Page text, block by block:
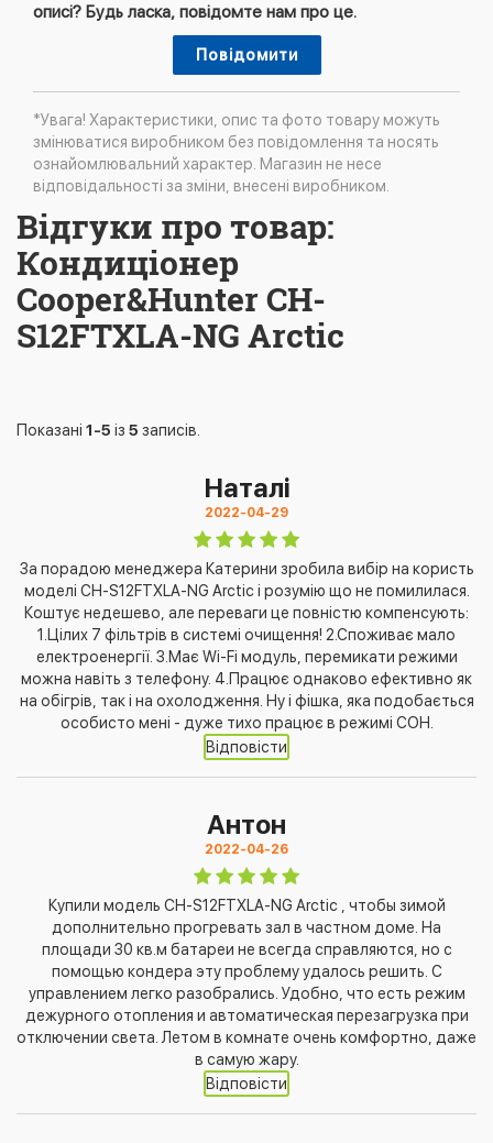
описі? Будь ласка, повідомте нам про це.
Повідомити
*Увага! Характеристики, опис та фото товару можуть
змінюватися виробником без повідомлення та носять
ознайомлювальний характер. Магазин не несе
відповідальності за зміни, внесені виробником.
Відгуки про товар:
Кондиціонер
Cooper&Hunter CH-
S12FTXLA-NG Arctic
Показані 1-5 із 5 записів.
Наталі
2022-04-29
За порадою менеджера Катерини зробила вибір на користь
моделі CH-S12FTXLA-NG Arctic і розумію що не помилилася.
Коштує недешево, але переваги це повністю компенсують:
1.Цілих 7 фільтрів в системі очищення! 2.Споживає мало
електроенергії. 3.Має Wi-Fi модуль, перемикати режими
можна навіть з телефону. 4.Працює однаково ефективно як
на обігрів, так і на охолодження. Ну і фішка, яка подобається
особисто мені - дуже тихо працює в режимі СОН.
Відповісти
Антон
2022-04-26
Купили модель CH-S12FTXLA-NG Arctic , чтобы зимой
дополнительно прогревать зал в частном доме. На
площади 30 кв.м батареи не всегда справляются, но с
помощью кондера эту проблему удалось решить. С
управлением легко разобрались. Удобно, что есть режим
дежурного отопления и автоматическая перезагрузка при
отключении света. Летом в комнате очень комфортно, даже
в самую жару.
Відповісти